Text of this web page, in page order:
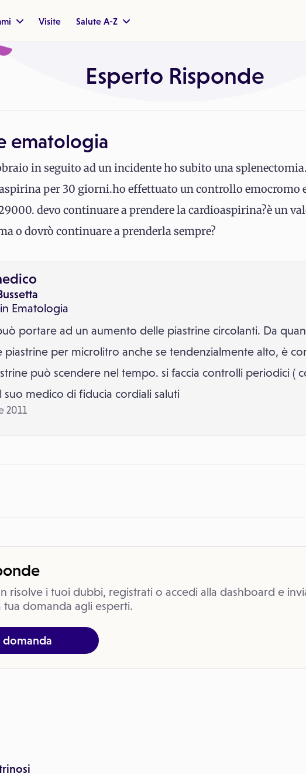
Visite Salute A-Z
Esperto Risponde
ematologia
in seguito ad un incidente ho subito una
per 30 giorni.ho effettuato un controllo emocromo
devo continuare a prendere la cardioaspirina?è un
o dovrò continuare a prenderla sempre?
Ematologia
portare ad un aumento delle piastrine circolanti. Da
piastrine per microlitro anche se tendenzialmente alto, è
può scendere nel tempo. si faccia controlli periodici (
suo medico di fiducia cordiali saluti
2011
risolve i tuoi dubbi, registrati o accedi alla dashboard e
domanda agli esperti.
domanda